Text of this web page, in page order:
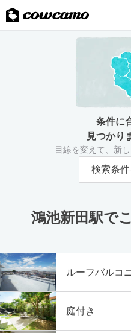
条件に
見つかり
目線を変えて、新
検索条
鴻池新田駅で
ルーフバルコ
庭付き